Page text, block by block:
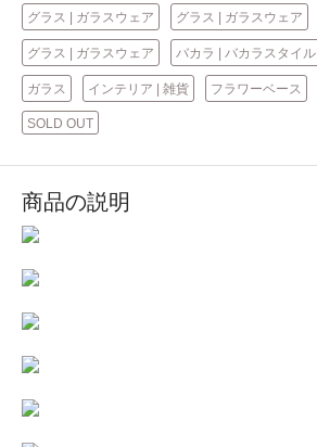
グラス | ガラスウェア グラス | ガラスウェア
グラス | ガラスウェア バカラ | バカラスタイル
ガラス インテリア | 雑貨 フラワーベース
SOLD OUT
商品の説明